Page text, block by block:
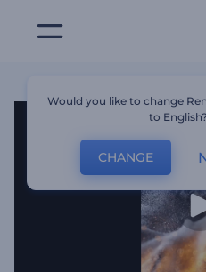
Would you like to change
to English?
CHANGE